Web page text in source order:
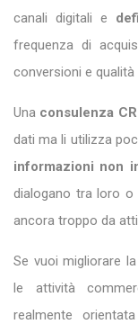
canali digitali e
frequenza di
conversioni e qualità
Una consulenza
dati ma li utilizza
informazioni non
dialogano tra loro o
ancora troppo da
Se vuoi migliorare la
le attività
realmente